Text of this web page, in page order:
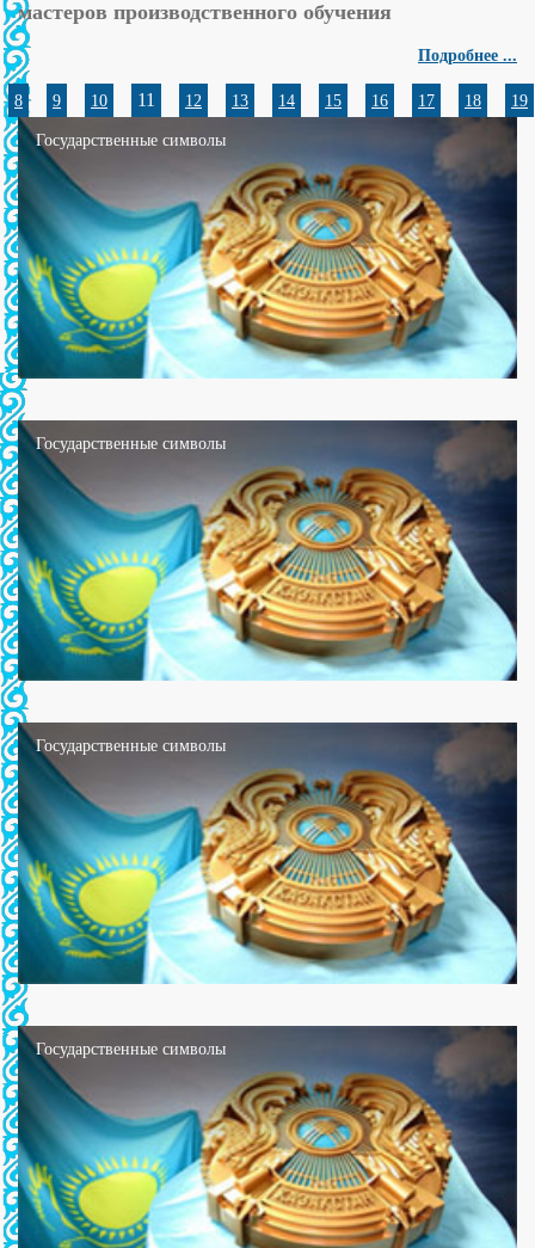
мастеров производственного обучения
Подробнее ...
8 9 10 11 12 13 14 15 16 17 18 19
Государственные символы
Государственные символы
Государственные символы
Государственные символы